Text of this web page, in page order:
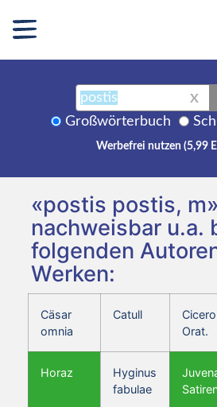
X
Großwörterbuch
Werbefrei nutzen (5,99
«postis postis,
nachweisbar u.a.
folgenden
Werken:
Cäsar
omnia
Catull
Cicero
Orat.
Horaz
Hyginus
fabulae